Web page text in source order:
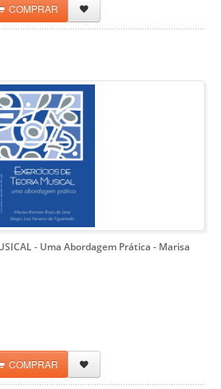
COMPRAR
- Uma Abordagem Prática - Marisa
COMPRAR